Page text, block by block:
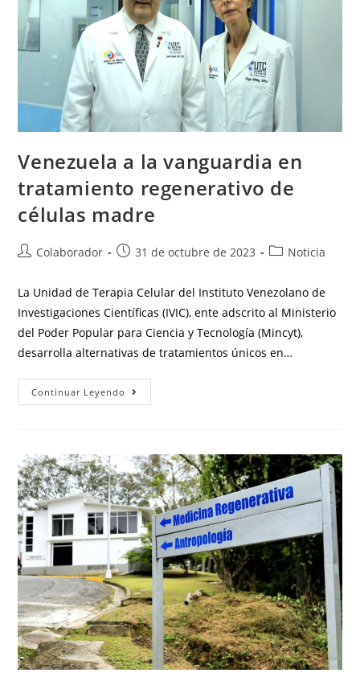
Venezuela a la vanguardia en
tratamiento regenerativo de
células madre
Colaborador 31 de octubre de 2023 Noticia
La Unidad de Terapia Celular del Instituto Venezolano de
Investigaciones Científicas (IVIC), ente adscrito al Ministerio
del Poder Popular para Ciencia y Tecnología (Mincyt),
desarrolla alternativas de tratamientos únicos en…
Continuar Leyendo